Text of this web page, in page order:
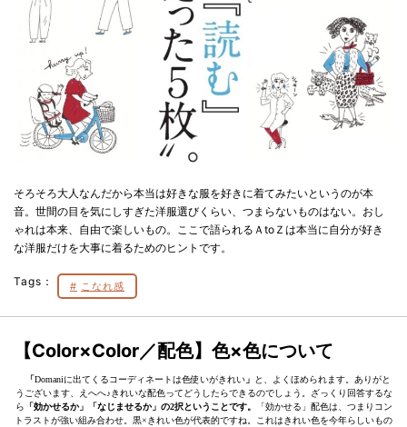
そろそろ大人なんだから本当は好きな服を好きに着てみたいというのが本
音。世間の目を気にしすぎた洋服選びくらい、つまらないものはない。おし
ゃれは本来、自由で楽しいもの。ここで語られるＡtoＺは本当に自分が好き
な洋服だけを大事に着るためのヒントです。
Tags： こなれ感
【Color×Color／配色】色×色について
「Domaniに出てくるコーディネートは色使いがきれい 」
と、よくほめられます。ありがと
うございます、えへへ♪きれいな配色ってどうしたらできるのでしょう。ざっくり回答するな
ら 「効かせるか」「なじませるか」の2択ということです。
「効かせる」配色は、つまりコン
トラストが強い組み合わせ。黒×きれい色が代表的ですね。これはきれい色を今年らしいもの